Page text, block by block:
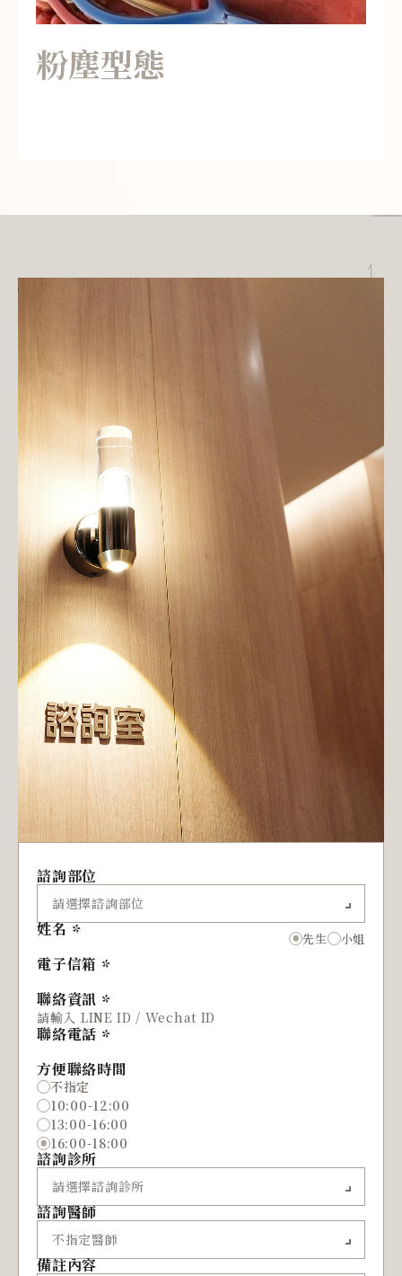
粉塵型態
諮詢部位
姓名 先生 小姐
電子信箱
聯絡資訊
聯絡電話
方便聯絡時間
不指定
10:00-12:00
13:00-16:00
16:00-18:00
諮詢診所
諮詢醫師
備註內容